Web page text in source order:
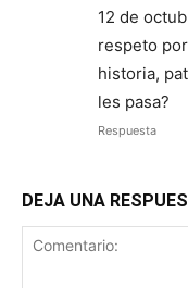
12 de
respeto
historia,
les pasa?
Respuesta
DEJA UNA